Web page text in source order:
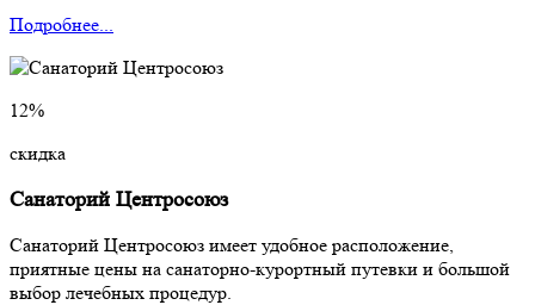
Подробнее...
12%
скидка
Санаторий Центросоюз
Санаторий Центросоюз имеет удобное расположение,
приятные цены на санаторно-курортный путевки и большой
выбор лечебных процедур.